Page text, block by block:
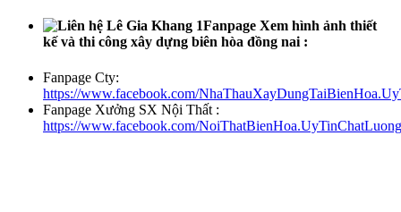
Fanpage Xem hình ảnh thiết
kế và thi công xây dựng biên hòa đồng nai :
Fanpage Cty:
https://www.facebook.com/
Fanpage Xưởng SX Nội Thất :
https://www.facebook.com/